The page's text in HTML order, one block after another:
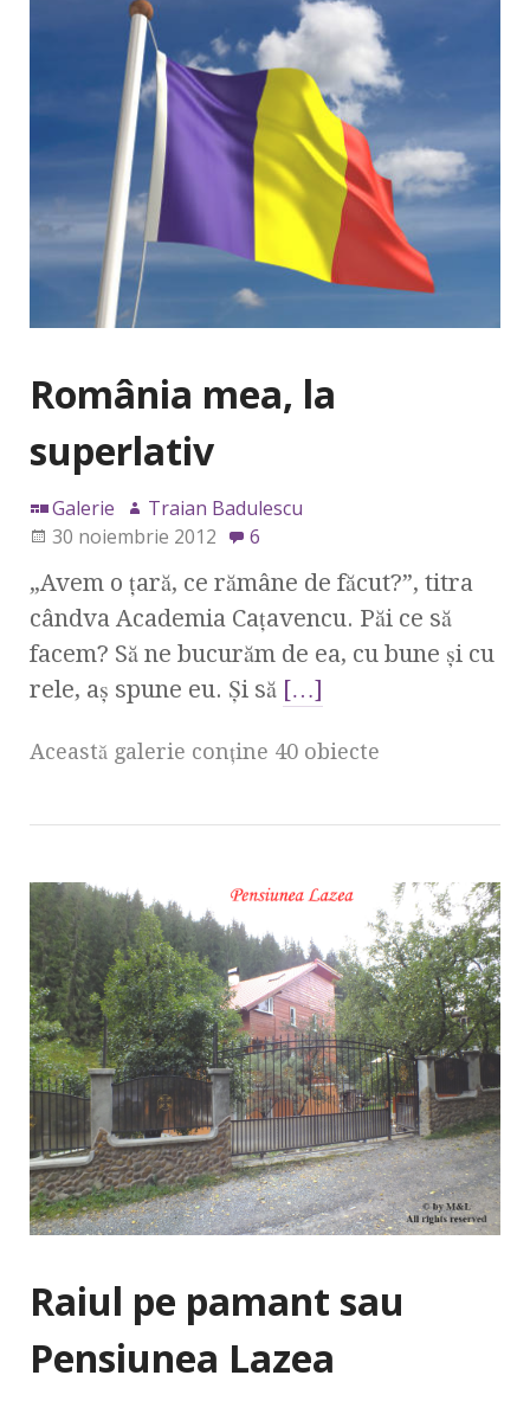
România mea, la
superlativ
Galerie
Traian Badulescu
30 noiembrie 2012
6
„Avem o ţară, ce rămâne de făcut?”, titra
cândva Academia Caţavencu. Păi ce să
facem? Să ne bucurăm de ea, cu bune şi cu
rele, aş spune eu. Şi să […]
Această galerie conţine 40 obiecte
Raiul pe pamant sau
Pensiunea Lazea